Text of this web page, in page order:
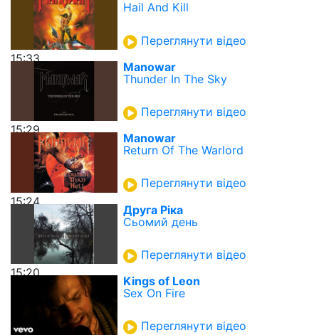
15:33
Hail And Kill
Переглянути відео
15:29
Manowar
Thunder In The Sky
Переглянути відео
15:24
Manowar
Return Of The Warlord
Переглянути відео
15:20
Друга Ріка
Сьомий день
Переглянути відео
Kings of Leon
Sex On Fire
Переглянути відео